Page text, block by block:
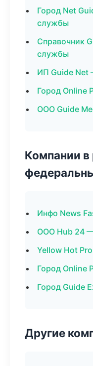
Город Net
службы
Справочник
службы
ИП Guide Net
Город Online
ООО Guide
Компании
Инфо News
ООО Hub 24
Yellow Hot
Город Online
Город Guide
Другие